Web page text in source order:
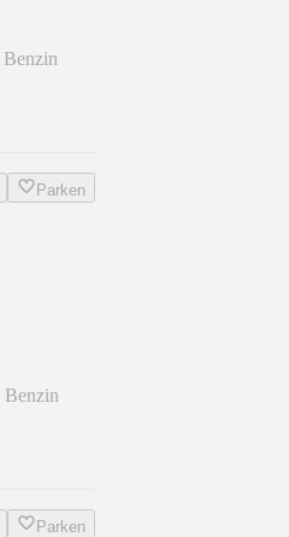
Benzin
Parken
Benzin
Parken